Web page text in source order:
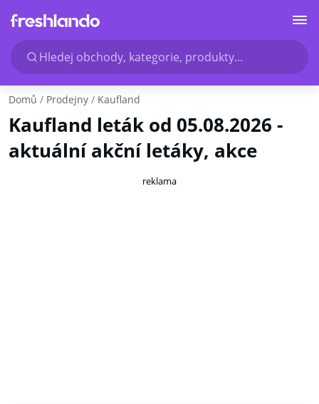
Hledej obchody, kategorie, produkty...
Domů Prodejny Kaufland
Kaufland leták od 05.08.2026 -
aktuální akční letáky, akce
reklama